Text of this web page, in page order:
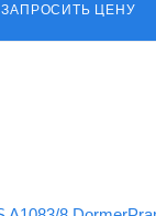
ЗАПРОСИТЬ ЦЕНУ